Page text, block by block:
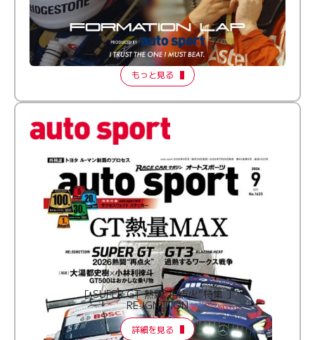
倒す相手を、信じてる。小林利徠斗 × 野村勇斗
【FORMATION LAP Produced by auto sport】
2026 Episode 2
もっと見る
［ SUPER GT 熱闘“再点火”特集 ］
RE:IGNITION
詳細を見る